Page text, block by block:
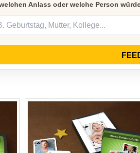
Anlass oder welche Person